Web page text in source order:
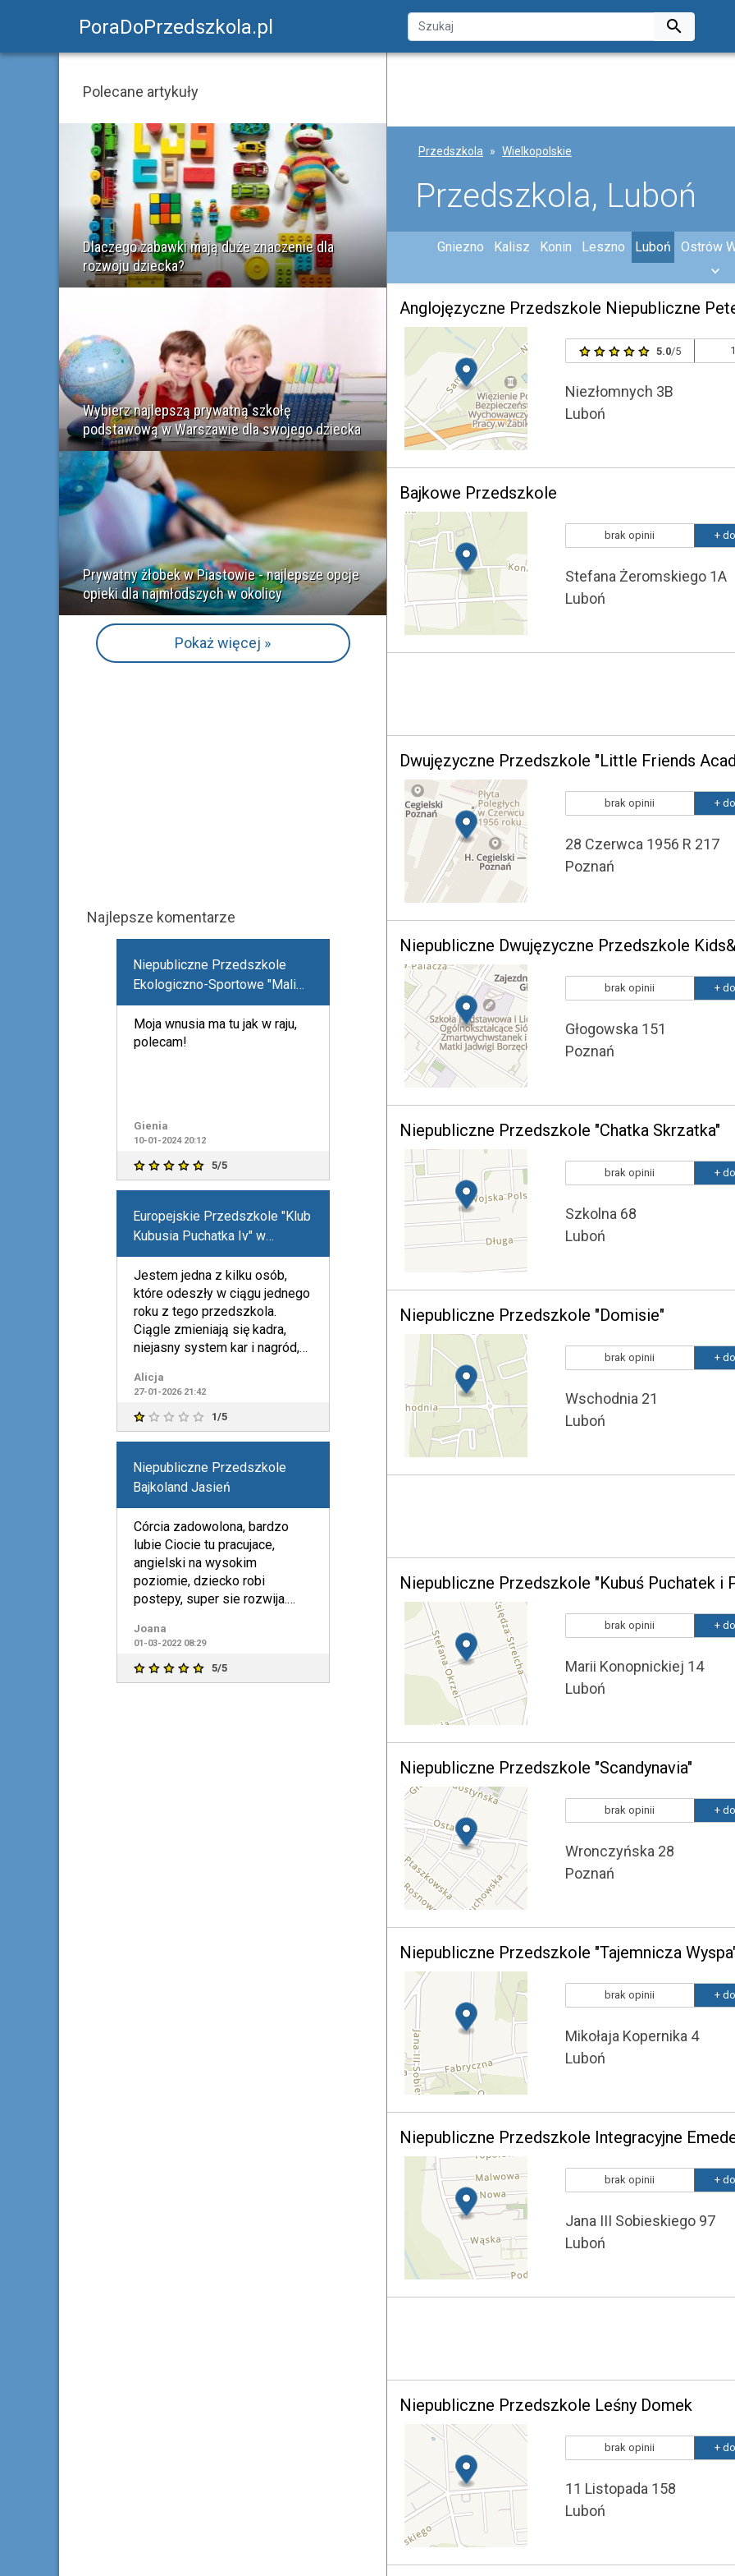
PoraDoPrzedszkola.pl 
Przedszkola Wielkopolskie
Przedszkola, Luboń
Gniezno Kalisz Konin Leszno Luboń Ostrów
Anglojęzyczne Przedszkole Niepubliczne
5.0/5
Niezłomnych 3B
Luboń
Bajkowe Przedszkole
brak opinii +
Stefana Żeromskiego 1A
Luboń
Dwujęzyczne Przedszkole "Little Friends
brak opinii +
28 Czerwca 1956 R 217
Poznań
Niepubliczne Dwujęzyczne Przedszkole
brak opinii +
Głogowska 151
Poznań
Niepubliczne Przedszkole "Chatka Skrzatka"
brak opinii +
Szkolna 68
Luboń
Niepubliczne Przedszkole "Domisie"
brak opinii +
Wschodnia 21
Luboń
Niepubliczne Przedszkole "Kubuś Puchatek i
brak opinii +
Marii Konopnickiej 14
Luboń
Niepubliczne Przedszkole "Scandynavia"
brak opinii +
Wronczyńska 28
Poznań
Niepubliczne Przedszkole "Tajemnicza
brak opinii +
Mikołaja Kopernika 4
Luboń
Niepubliczne Przedszkole Integracyjne
brak opinii +
Jana III Sobieskiego 97
Luboń
Niepubliczne Przedszkole Leśny Domek
brak opinii +
11 Listopada 158
Luboń
Polecane artykuły
Dlaczego zabawki mają duże znaczenie dla
rozwoju dziecka?
Wybierz najlepszą prywatną szkołę
podstawową w Warszawie dla swojego dziecka
Prywatny żłobek w Piastowie - najlepsze opcje
opieki dla najmłodszych w okolicy
Pokaż więcej »
Najlepsze komentarze
Niepubliczne Przedszkole
Ekologiczno-Sportowe "Mali
Odkrywcy"
Moja wnusia ma tu jak w raju,
polecam!
Gienia
10-01-2024 20:12
5/5
Europejskie Przedszkole "Klub
Kubusia Puchatka Iv" w
Kiełczowie
Jestem jedna z kilku osób,
które odeszły w ciągu jednego
roku z tego przedszkola.
Ciągle zmieniają się kadra,
niejasny system kar i nagród,
Alicja
27-01-2026 21:42
1/5
Niepubliczne Przedszkole
Bajkoland Jasień
Córcia zadowolona, bardzo
lubie Ciocie tu pracujace,
angielski na wysokim
poziomie, dziecko robi
postepy, super sie rozwija.
Joana
01-03-2022 08:29
5/5